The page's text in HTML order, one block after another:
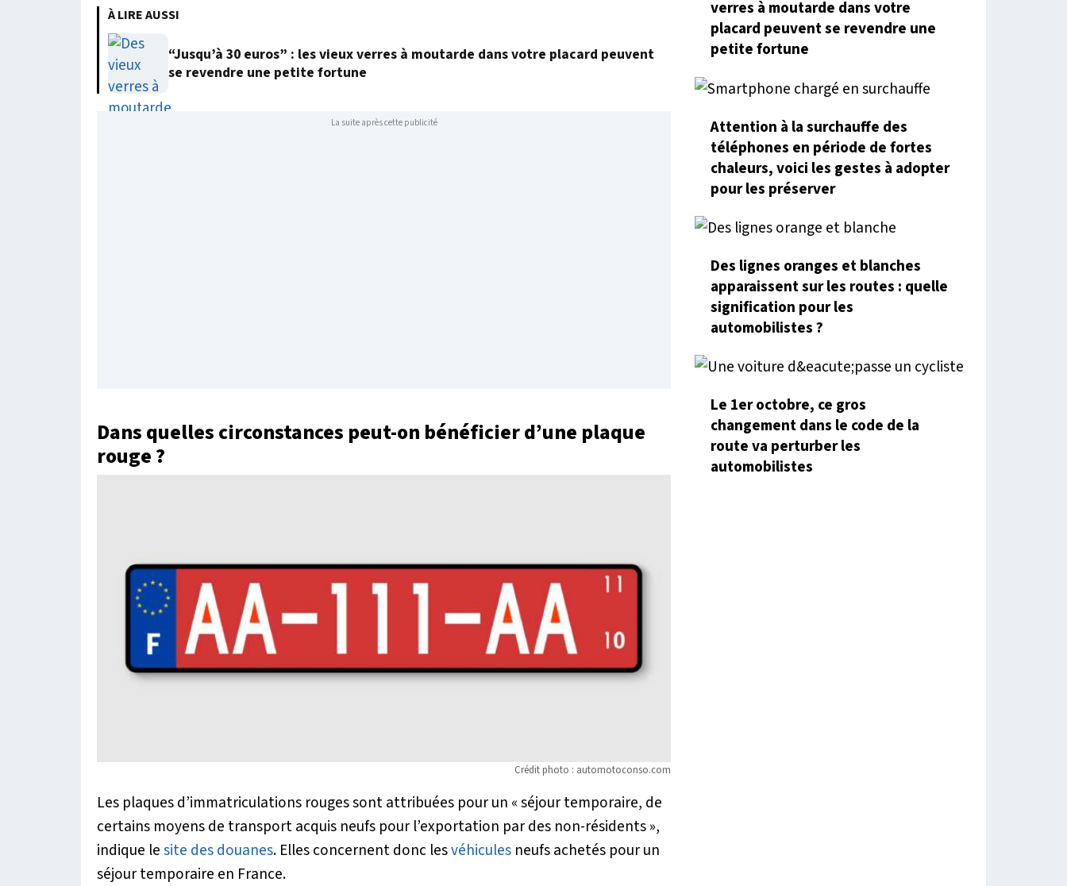
À LIRE AUSSI
“Jusqu’à 30 euros” : les vieux verres à moutarde dans votre placard peuvent
se revendre une petite fortune
La suite après cette publicité
Dans quelles circonstances peut-on bénéficier d’une plaque
rouge ?
Crédit photo : automotoconso.com
Les plaques d’immatriculations rouges sont attribuées pour un «séjour temporaire, de
certains moyens de transport acquis neufs pour l’exportation par des non-résidents»,
indique lesite des douanes. Elles concernent donc lesvéhicules neufs achetés pour un
séjour temporaire en France.
verres à moutarde dans votre
placard peuvent se revendre une
petite fortune
Attention à la surchauffe des
téléphones en période de fortes
chaleurs, voici les gestes à adopter
pour les préserver
Des lignes oranges et blanches
apparaissent sur les routes : quelle
signification pour les
automobilistes ?
Le 1er octobre, ce gros
changement dans le code de la
route va perturber les
automobilistes